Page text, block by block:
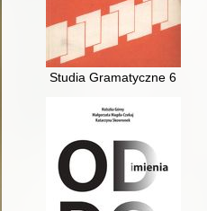
Studia Gramatyczne 6